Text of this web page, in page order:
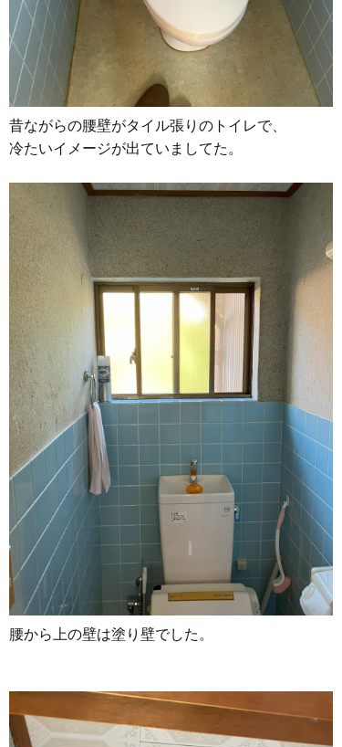
昔ながらの腰壁がタイル張りのトイレで、
冷たいイメージが出ていましてた。
腰から上の壁は塗り壁でした。